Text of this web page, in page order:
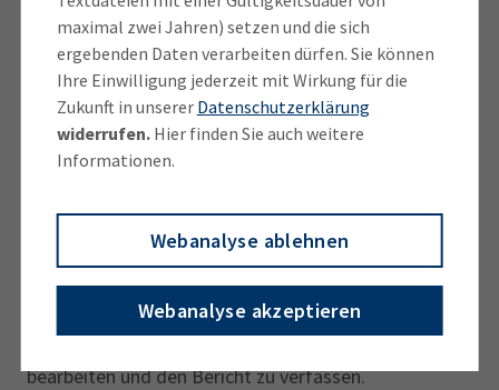
maximal zwei Jahren) setzen und die sich
ergebenden Daten verarbeiten dürfen. Sie können
Ihre Einwilligung jederzeit mit Wirkung für die
Zukunft in unserer Datenschutzerklärung
widerrufen.Hier finden Sie auch weitere
Informationen.
Webanalyse ablehnen
Webanalyse akzeptieren
Berichterstattung derzeit vorantreiben: „Dabei
schätzen Kunden in die Software integrierte
Checklisten und aktuelle Praxisbeispiele, die ihnen
helfen, schneller voranzukommen.“
Zudem wollen Nutzer, dass die Software „alle
verknüpft“: Die Nachhaltigkeitsverantwortlichen
fordern über die Software die Daten an. Die
Abteilungen speisen sie ein. Im Anschluss hilft das
bearbeiten und den Bericht zu verfassen.